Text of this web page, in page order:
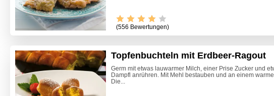
(556 Bewertungen)
Topfenbuchteln mit Erdbeer-Ragout
Germ mit etwas lauwarmer Milch, einer Prise Zucker und
Dampfl anrühren. Mit Mehl bestauben und an einem
Die...